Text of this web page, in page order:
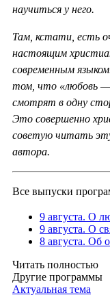
научиться у него.
Там, кстати, есть
настоящим
современным
том, что «любовь —
смотрят в одну
Это совершенно
советую читать эту
автора.
Все выпуски
9 августа. О
9 августа. О
8 августа. Об
Читать полностью
Другие программы
Актуальная тема